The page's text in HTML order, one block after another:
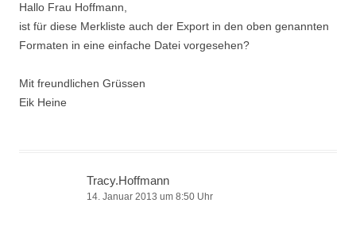
Hallo Frau Hoffmann,
ist für diese Merkliste auch der Export in den oben genannten
Formaten in eine einfache Datei vorgesehen?
Mit freundlichen Grüssen
Eik Heine
Tracy.Hoffmann
14. Januar 2013 um 8:50 Uhr